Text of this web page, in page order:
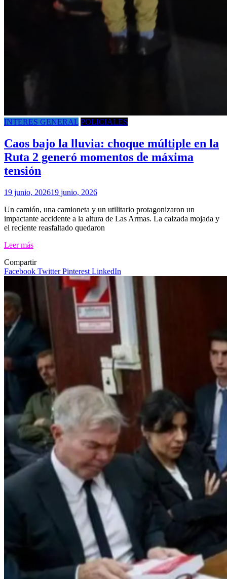
INTERES GENERAL POLICIALES
Caos bajo la lluvia: choque múltiple en la
Ruta 2 generó momentos de máxima
tensión
19 junio, 202619 junio, 2026
Un camión, una camioneta y un utilitario protagonizaron un
impactante accidente a la altura de Las Armas. La calzada mojada y
el reciente reasfaltado quedaron
Leer más
Compartir
Facebook TwitterPinterest LinkedIn